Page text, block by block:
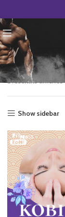
2 résultats affichés
Show sidebar